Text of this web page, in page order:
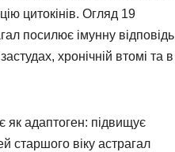
цитокінів. Огляд 19
посилює імунну відповідь
хронічній втомі та в
як адаптоген: підвищує
старшого віку астрагал